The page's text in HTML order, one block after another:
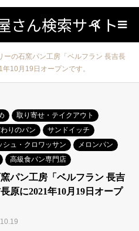
さん検索サイト検索
ーの石窯パン工房「ベルフラン 長吉長
10月19日オープンです。
取り寄せ・テイクアウト
りのパン
サンドイッチ
シュ・クロワッサン
メロンパン
高級食パン専門店
パン工房「ベルフラン 長吉
原に2021年10月19日オープ